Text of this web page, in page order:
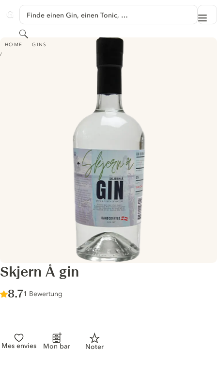
GINVENTORY
Finde einen Gin, einen Tonic, …
Suchen
HOME GINS
SKJERN Å GIN
Skjern Å gin
Score :
8.7/ 10
1 Bewertung
Mes envies Mon bar Noter